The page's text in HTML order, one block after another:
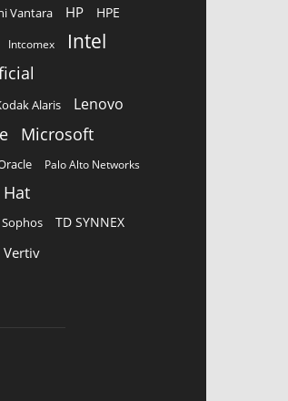
Vantara HP HPE
Intcomex Intel
Alaris Lenovo
Microsoft
Palo Alto Networks
Hat
Sophos TD SYNNEX
Vertiv